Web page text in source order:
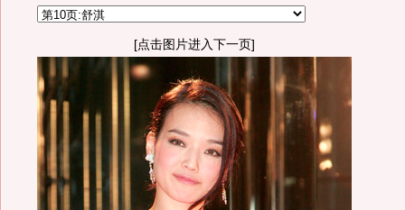
[点击图片进入下一页]